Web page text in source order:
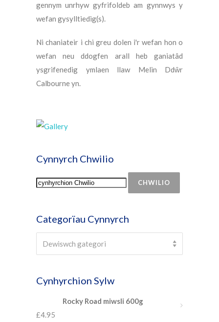
gennym unrhyw gyfrifoldeb am gynnwys y
wefan gysylltiedig(s).
Ni chaniateir i chi greu dolen i'r wefan hon o
wefan neu ddogfen arall heb ganiatâd
ysgrifenedig ymlaen llaw Melin Ddŵr
Calbourne yn.
Cynnyrch Chwilio
CHWILIO
Categorïau Cynnyrch
Select a category
Dewiswch gategori
Cynhyrchion Sylw
Rocky Road miwsli 600g
£4.95